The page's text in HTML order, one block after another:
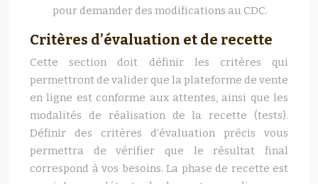
pour demander des modifications au CDC.
Critères d’évaluation et de recette
Cette section doit définir les critères qui
permettront de valider que la plateforme de vente
en ligne est conforme aux attentes, ainsi que les
modalités de réalisation de la recette (tests).
Définir des critères d’évaluation précis vous
permettra de vérifier que le résultat final
correspond à vos besoins. La phase de recette est